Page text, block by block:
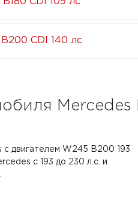
CDI 140 лс
Mercedes
с двигателем W245 B200 193
с 193 до 230 л.с. и